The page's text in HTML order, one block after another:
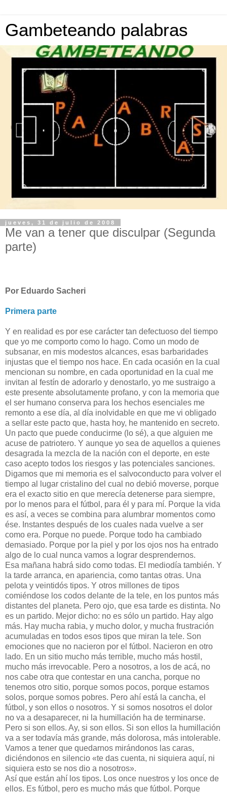
Gambeteando palabras
jueves, 31 de julio de 2008
Me van a tener que disculpar (Segunda
parte)
Por Eduardo Sacheri
Primera parte
Y en realidad es por ese carácter tan defectuoso del tiempo
que yo me comporto como lo hago. Como un modo de
subsanar, en mis modestos alcances, esas barbaridades
injustas que el tiempo nos hace. En cada ocasión en la cual
mencionan su nombre, en cada oportunidad en la cual me
invitan al festín de adorarlo y denostarlo, yo me sustraigo a
este presente absolutamente profano, y con la memoria que
el ser humano conserva para los hechos esenciales me
remonto a ese día, al día inolvidable en que me vi obligado
a sellar este pacto que, hasta hoy, he mantenido en secreto.
Un pacto que puede conducirme (lo sé), a que alguien me
acuse de patriotero. Y aunque yo sea de aquellos a quienes
desagrada la mezcla de la nación con el deporte, en este
caso acepto todos los riesgos y las potenciales sanciones.
Digamos que mi memoria es el salvoconducto para volver el
tiempo al lugar cristalino del cual no debió moverse, porque
era el exacto sitio en que merecía detenerse para siempre,
por lo menos para el fútbol, para él y para mí. Porque la vida
es así, a veces se combina para alumbrar momentos como
ése. Instantes después de los cuales nada vuelve a ser
como era. Porque no puede. Porque todo ha cambiado
demasiado. Porque por la piel y por los ojos nos ha entrado
algo de lo cual nunca vamos a lograr desprendernos.
Esa mañana habrá sido como todas. El mediodía también. Y
la tarde arranca, en apariencia, como tantas otras. Una
pelota y veintidós tipos. Y otros millones de tipos
comiéndose los codos delante de la tele, en los puntos más
distantes del planeta. Pero ojo, que esa tarde es distinta. No
es un partido. Mejor dicho: no es sólo un partido. Hay algo
más. Hay mucha rabia, y mucho dolor, y mucha frustración
acumuladas en todos esos tipos que miran la tele. Son
emociones que no nacieron por el fútbol. Nacieron en otro
lado. En un sitio mucho más terrible, mucho más hostil,
mucho más irrevocable. Pero a nosotros, a los de acá, no
nos cabe otra que contestar en una cancha, porque no
tenemos otro sitio, porque somos pocos, porque estamos
solos, porque somos pobres. Pero ahí está la cancha, el
fútbol, y son ellos o nosotros. Y si somos nosotros el dolor
no va a desaparecer, ni la humillación ha de terminarse.
Pero si son ellos. Ay, si son ellos. Si son ellos la humillación
va a ser todavía más grande, más dolorosa, más intolerable.
Vamos a tener que quedarnos mirándonos las caras,
diciéndonos en silencio «te das cuenta, ni siquiera aquí, ni
siquiera esto se nos dio a nosotros».
Así que están ahí los tipos. Los once nuestros y los once de
ellos. Es fútbol, pero es mucho más que fútbol. Porque